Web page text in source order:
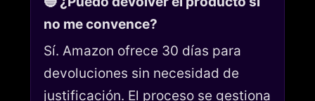
no me convence?
Sí. Amazon ofrece 30 días para
devoluciones sin necesidad de
justificación. El proceso se gestiona